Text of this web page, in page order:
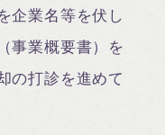
企業名等を伏し
事業概要書）を
の打診を進めて